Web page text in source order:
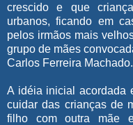
crescido e que
urbanos, ficando em
pelos irmãos mais
grupo de mães
Carlos Ferreira Machado.
A idéia inicial acordada
cuidar das crianças de
filho com outra mãe